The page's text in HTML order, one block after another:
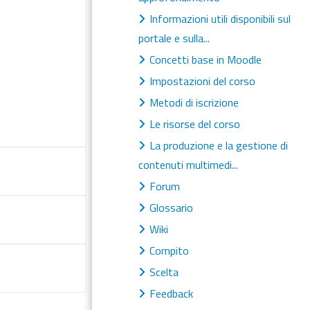
Informazioni utili disponibili sul
portale e sulla...
Concetti base in Moodle
Impostazioni del corso
Metodi di iscrizione
Le risorse del corso
La produzione e la gestione di
contenuti multimedi...
Forum
Glossario
Wiki
Compito
Scelta
Feedback